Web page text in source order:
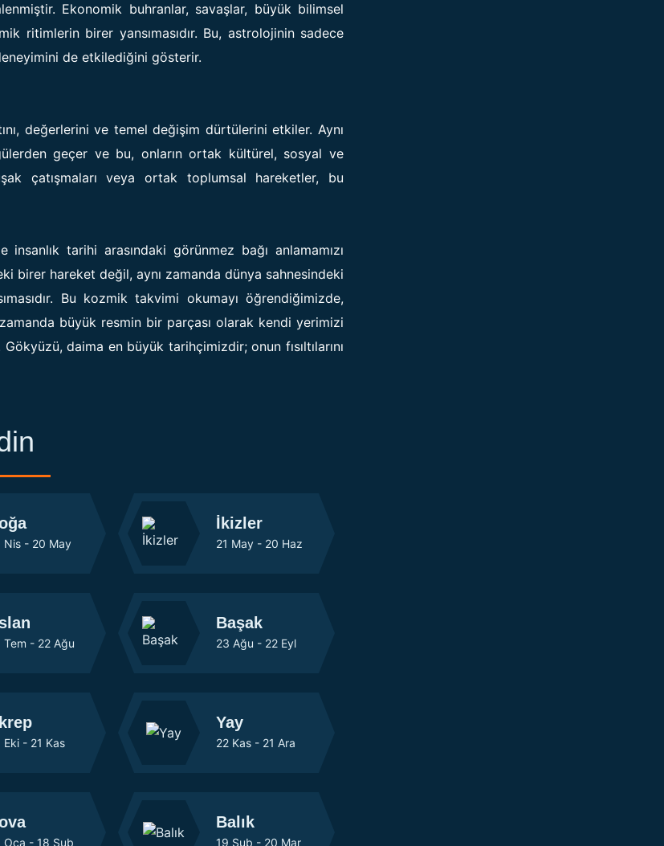
Ekonomik buhranlar, savaşlar, büyük bilimsel
ritimlerin birer yansımasıdır. Bu, astrolojinin sadece
de etkilediğini gösterir.
değerlerini ve temel değişim dürtülerini etkiler. Aynı
geçer ve bu, onların ortak kültürel, sosyal ve
çatışmaları veya ortak toplumsal hareketler, bu
tarihi arasındaki görünmez bağı anlamamızı
birer hareket değil, aynı zamanda dünya sahnesindeki
Bu kozmik takvimi okumayı öğrendiğimizde,
büyük resmin bir parçası olarak kendi yerimizi
daima en büyük tarihçimizdir; onun fısıltılarını
Nis - 20 May
İkizler
21 May - 20 Haz
Tem - 22 Ağu
Başak
23 Ağu - 22 Eyl
Eki - 21 Kas
Yay
22 Kas - 21 Ara
Oca - 18 Şub
Balık
19 Şub - 20 Mar